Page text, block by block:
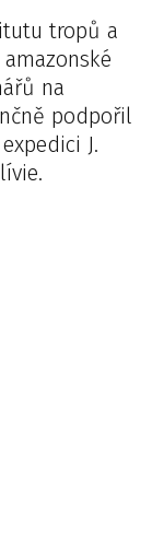
tropů a
na
podpořil
J.